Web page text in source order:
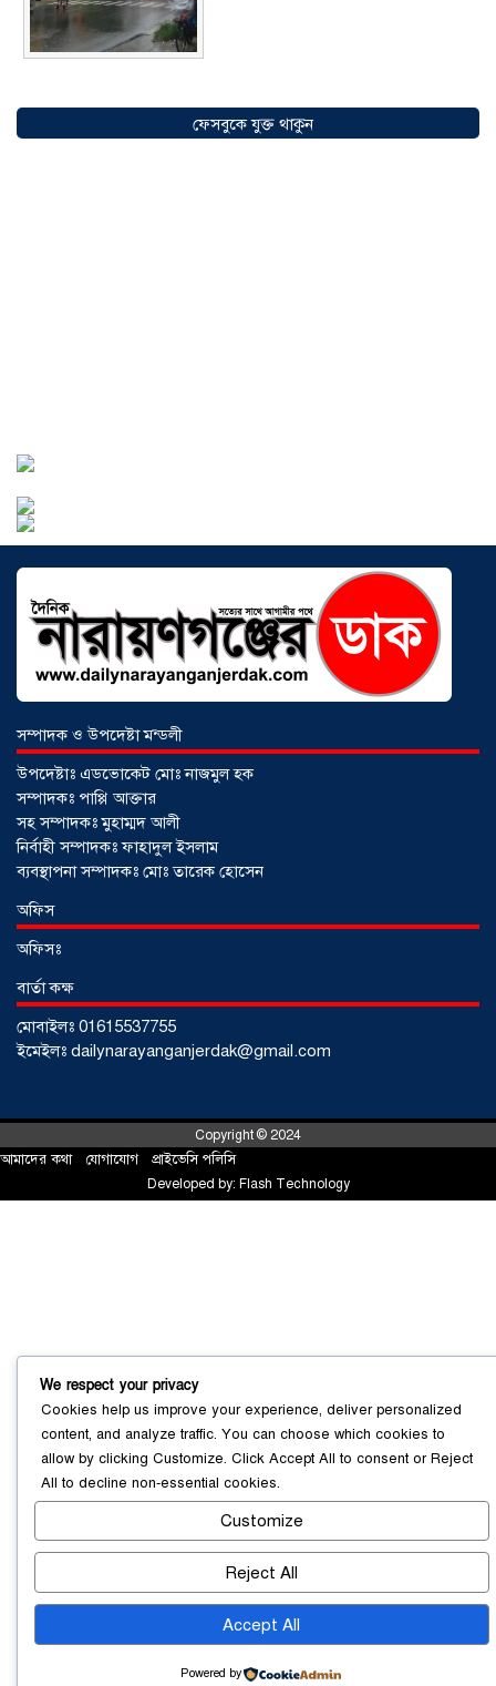
অগ্রযাত্রায় নতুন অধ্যায়, উদ্বোধন হলো ‘শিফা
মোহাম্মদিয়া ফিশারিজ’
০৫ আগস্ট ২০২৬
শর্টগান
০৩ আগস্ট ২০২৬
সোনারগাঁয়ে পরিত্যক্ত উন্নয়ন প্রকল্প:
ঠিকাদারের গাফিলতি নাকি তদারকির অভাব
০২ আগস্ট ২০২৬
নারায়ণগঞ্জে জাতীয় যুব শক্তির নতুন কমিটি,
নেতৃত্বে বাঁধন-ইমন
ফেসবুকে যুক্ত থাকুন
সম্পাদক ও উপদেষ্টা মন্ডলী
উপদেষ্টাঃ এডভোকেট মোঃ নাজমুল হক
সম্পাদকঃ পাপ্পি আক্তার
সহ সম্পাদকঃ মুহাম্মদ আলী
নির্বাহী সম্পাদকঃ ফাহাদুল ইসলাম
ব্যবস্থাপনা সম্পাদকঃ মোঃ তারেক হোসেন
অফিস
অফিসঃ
বার্তা কক্ষ
মোবাইলঃ 01615537755
ইমেইলঃ dailynarayanganjerdak@gmail.com
Copyright © 2024
আমাদের কথা যোগাযোগ প্রাইভেসি পলিসি
Developed by: Flash Technology
We respect your privacy
Cookies help us improve your experience, deliver personalized
content, and analyze traffic. You can choose which cookies to
allow by clicking Customize. Click Accept All to consent orReject
All to decline non-essential cookies.
Customize
Reject All
Accept All
Powered by